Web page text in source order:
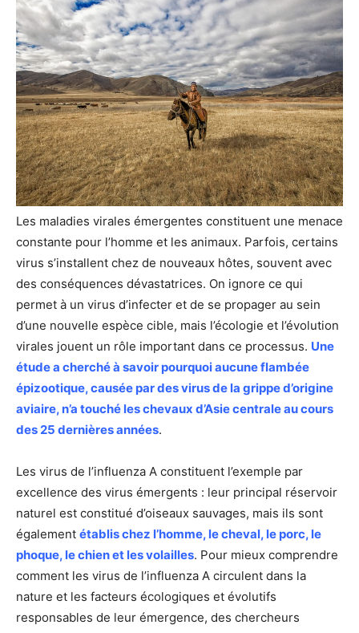
Les maladies virales émergentes constituent une menace
constante pour l’homme et les animaux. Parfois, certains
virus s’installent chez de nouveaux hôtes, souvent avec
des conséquences dévastatrices. On ignore ce qui
permet à un virus d’infecter et de se propager au sein
d’une nouvelle espèce cible, mais l’écologie et l’évolution
virales jouent un rôle important dans ce processus. Une
étude a cherché à savoir pourquoi aucune flambée
épizootique, causée par des virus de la grippe d’origine
aviaire, n’a touché les chevaux d’Asie centrale au cours
des 25 dernières années.
Les virus de l’influenza A constituent l’exemple par
excellence des virus émergents : leur principal réservoir
naturel est constitué d’oiseaux sauvages, mais ils sont
également établis chez l’homme, le cheval, le porc, le
phoque, le chien et les volailles. Pour mieux comprendre
comment les virus de l’influenza A circulent dans la
nature et les facteurs écologiques et évolutifs
responsables de leur émergence, des chercheurs